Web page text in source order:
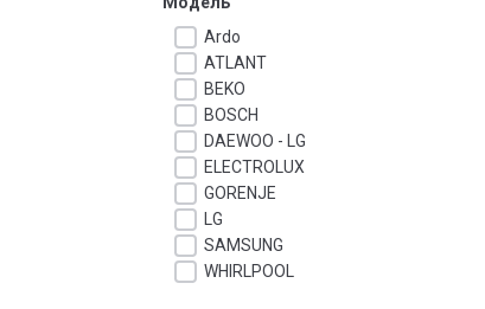
Ardo
ATLANT
BEKO
BOSCH
DAEWOO - LG
ELECTROLUX
GORENJE
LG
SAMSUNG
WHIRLPOOL